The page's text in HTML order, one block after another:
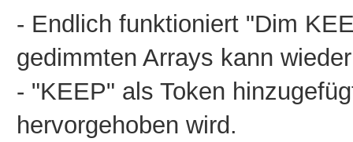
- Endlich funktioniert "Dim
gedimmten Arrays kann
- "KEEP" als Token
hervorgehoben wird.